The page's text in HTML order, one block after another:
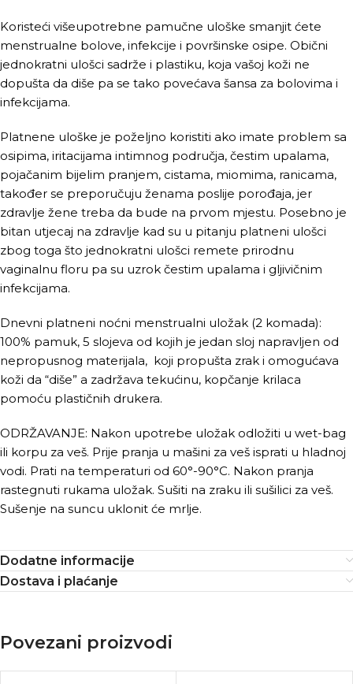
Koristeći višeupotrebne pamučne uloške smanjit ćete
menstrualne bolove, infekcije i površinske osipe. Obični
jednokratni ulošci sadrže i plastiku, koja vašoj koži ne
dopušta da diše pa se tako povećava šansa za bolovima i
infekcijama.
Platnene uloške je poželjno koristiti ako imate problem sa
osipima, iritacijama intimnog područja, čestim upalama,
pojačanim bijelim pranjem, cistama, miomima, ranicama,
također se preporučuju ženama poslije porođaja, jer
zdravlje žene treba da bude na prvom mjestu. Posebno je
bitan utjecaj na zdravlje kad su u pitanju platneni ulošci
zbog toga što jednokratni ulošci remete prirodnu
vaginalnu floru pa su uzrok čestim upalama i gljivičnim
infekcijama.
Dnevni platneni noćni menstrualni uložak (2 komada):
100% pamuk, 5 slojeva od kojih je jedan sloj napravljen od
nepropusnog materijala, koji propušta zrak i omogućava
koži da “diše” a zadržava tekućinu, kopčanje krilaca
pomoću plastičnih drukera.
ODRŽAVANJE: Nakon upotrebe uložak odložiti u wet-bag
ili korpu za veš. Prije pranja u mašini za veš isprati u hladnoj
vodi. Prati na temperaturi od 60°-90°C. Nakon pranja
rastegnuti rukama uložak. Sušiti na zraku ili sušilici za veš.
Sušenje na suncu uklonit će mrlje.
Dodatne informacije
Dostava i plaćanje
Povezani proizvodi